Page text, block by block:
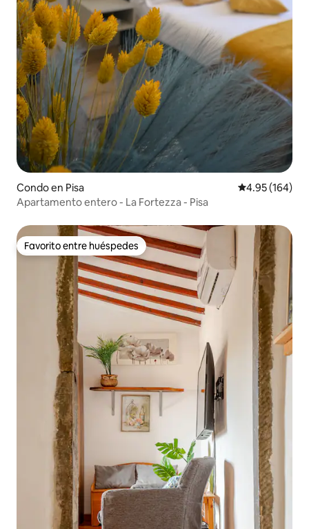
Condo en Pisa Calificación
4.95 (164)
Apartamento entero - La Fortezza - Pisa
Favorito entre huéspedes
Favorito entre huéspedes